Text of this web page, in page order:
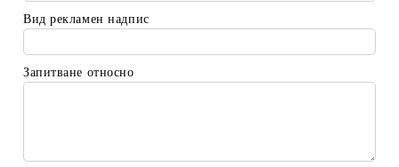
Вид рекламен надпис
Запитване относно